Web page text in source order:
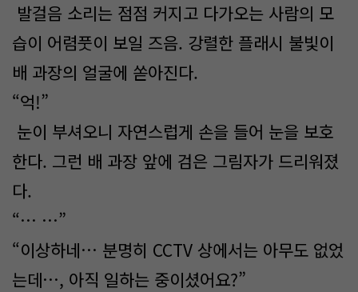
발걸음 소리는 점점 커지고 다가오는 사람의 모
습이 어렴풋이 보일 즈음. 강렬한 플래시 불빛이
배 과장의 얼굴에 쏟아진다.
“억!”
눈이 부셔오니 자연스럽게 손을 들어 눈을 보호
한다. 그런 배 과장 앞에 검은 그림자가 드리워졌
다.
“… …”
“이상하네… 분명히 CCTV 상에서는 아무도 없었
는데…, 아직 일하는 중이셨어요?”